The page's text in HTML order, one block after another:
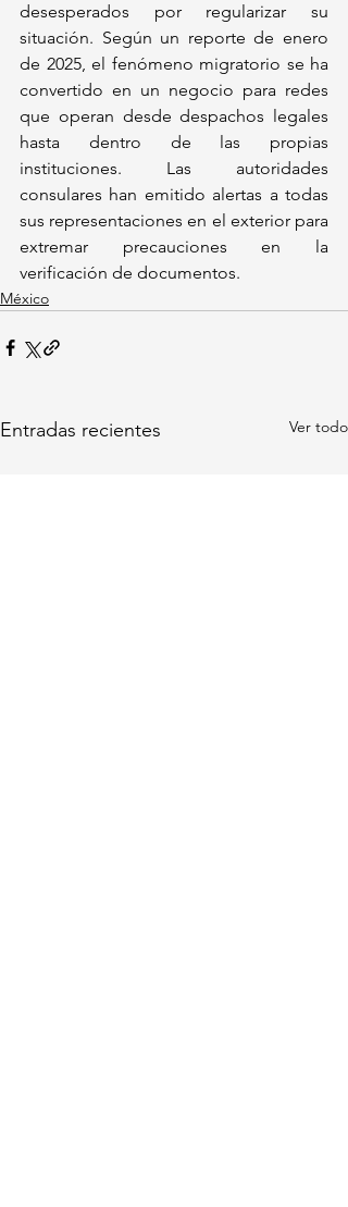
desesperados por regularizar su
situación. Según un reporte de enero
de 2025, el fenómeno migratorio se ha
convertido en un negocio para redes
que operan desde despachos legales
hasta dentro de las propias
instituciones. Las autoridades
consulares han emitido alertas a todas
sus representaciones en el exterior para
extremar precauciones en la
verificación de documentos.
México
Entradas recientes Ver todo